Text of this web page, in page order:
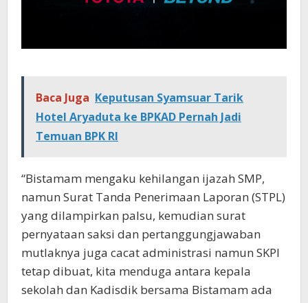
Baca Juga Keputusan Syamsuar Tarik
Hotel Aryaduta ke BPKAD Pernah Jadi
Temuan BPK RI
“Bistamam mengaku kehilangan ijazah SMP,
namun Surat Tanda Penerimaan Laporan (STPL)
yang dilampirkan palsu, kemudian surat
pernyataan saksi dan pertanggungjawaban
mutlaknya juga cacat administrasi namun SKPI
tetap dibuat, kita menduga antara kepala
sekolah dan Kadisdik bersama Bistamam ada